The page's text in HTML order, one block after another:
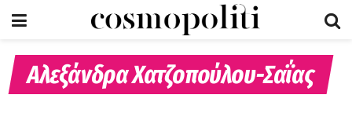
Αλεξάνδρα Χατζοπούλου-Σαΐας